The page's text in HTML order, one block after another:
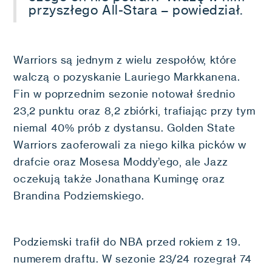
przyszłego All-Stara – powiedział.
Warriors są jednym z wielu zespołów, które
walczą o pozyskanie Lauriego Markkanena.
Fin w poprzednim sezonie notował średnio
23,2 punktu oraz 8,2 zbiórki, trafiając przy tym
niemal 40% prób z dystansu. Golden State
Warriors zaoferowali za niego kilka picków w
drafcie oraz Mosesa Moddy’ego, ale Jazz
oczekują także Jonathana Kumingę oraz
Brandina Podziemskiego.
Podziemski trafił do NBA przed rokiem z 19.
numerem draftu. W sezonie 23/24 rozegrał 74